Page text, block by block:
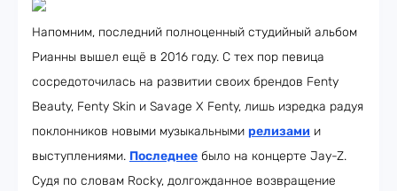
Напомним, последний полноценный студийный альбом
Рианны вышел ещё в 2016 году. С тех пор певица
сосредоточилась на развитии своих брендов Fenty
Beauty, Fenty Skin и Savage X Fenty, лишь изредка радуя
поклонников новыми музыкальными релизами и
выступлениями. Последнее было на концерте Jay-Z.
Судя по словам Rocky, долгожданное возвращение